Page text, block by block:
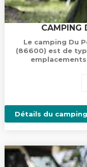
CAMPING
Le camping Du
(86600) est de
Détails du camping